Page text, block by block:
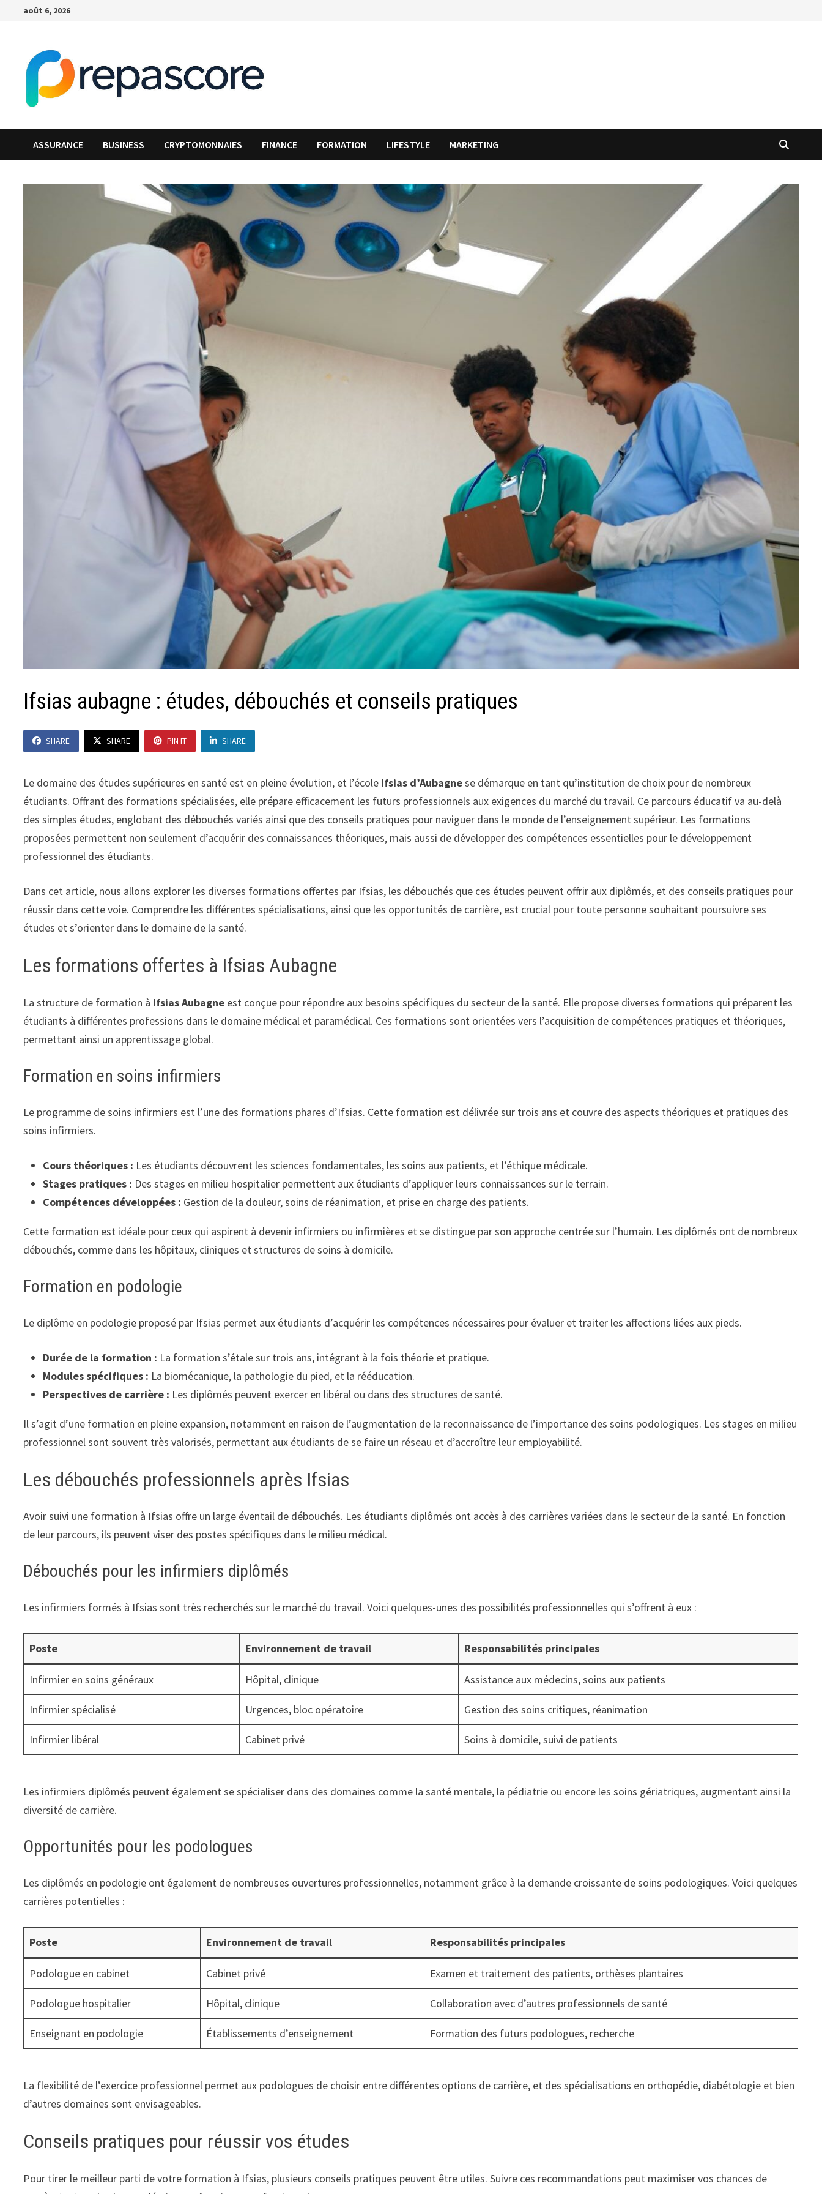
Passeraoût 6, 2026
ASSURANCE BUSINESS CRYPTOMONNAIES FINANCE FORMATION LIFESTYLE MARKETING
Ifsias aubagne : études, débouchés et conseils pratiques
SHARE SHARE PIN IT SHARE
Le domaine des études supérieures en santé est en pleine évolution, et l’école Ifsias d’Aubagnese démarque en tant qu’institution de choix pour de nombreux
étudiants. Offrant des formations spécialisées, elle prépare efficacement les futurs professionnels aux exigences du marché du travail. Ce parcours éducatif va au-delà
des simples études, englobant des débouchés variés ainsi que des conseils pratiques pour naviguer dans le monde de l’enseignement supérieur. Les formations
proposées permettent non seulement d’acquérir des connaissances théoriques, mais aussi de développer des compétences essentielles pour le développement
professionnel des étudiants.
Dans cet article, nous allons explorer les diverses formations offertes par Ifsias, les débouchés que ces études peuvent offrir aux diplômés, et des conseils pratiques pour
réussir dans cette voie. Comprendre les différentes spécialisations, ainsi que les opportunités de carrière, est crucial pour toute personne souhaitant poursuivre ses
études et s’orienter dans le domaine de la santé.
Les formations offertes à Ifsias Aubagne
La structure de formation à Ifsias Aubagne est conçue pour répondre aux besoins spécifiques du secteur de la santé. Elle propose diverses formations qui préparent les
étudiants à différentes professions dans le domaine médical et paramédical. Ces formations sont orientées vers l’acquisition de compétences pratiques et théoriques,
permettant ainsi un apprentissage global.
Formation en soins infirmiers
Le programme de soins infirmiers est l’une des formations phares d’Ifsias. Cette formation est délivrée sur trois ans et couvre des aspects théoriques et pratiques des
soins infirmiers.
Cours théoriques : Les étudiants découvrent les sciences fondamentales, les soins aux patients, et l’éthique médicale.
Stages pratiques : Des stages en milieu hospitalier permettent aux étudiants d’appliquer leurs connaissances sur le terrain.
Compétences développées : Gestion de la douleur, soins de réanimation, et prise en charge des patients.
Cette formation est idéale pour ceux qui aspirent à devenir infirmiers ou infirmières et se distingue par son approche centrée sur l’humain. Les diplômés ont de nombreux
débouchés, comme dans les hôpitaux, cliniques et structures de soins à domicile.
Formation en podologie
Le diplôme en podologie proposé par Ifsias permet aux étudiants d’acquérir les compétences nécessaires pour évaluer et traiter les affections liées aux pieds.
Durée de la formation : La formation s’étale sur trois ans, intégrant à la fois théorie et pratique.
Modules spécifiques : La biomécanique, la pathologie du pied, et la rééducation.
Perspectives de carrière : Les diplômés peuvent exercer en libéral ou dans des structures de santé.
Il s’agit d’une formation en pleine expansion, notamment en raison de l’augmentation de la reconnaissance de l’importance des soins podologiques. Les stages en milieu
professionnel sont souvent très valorisés, permettant aux étudiants de se faire un réseau et d’accroître leur employabilité.
Les débouchés professionnels après Ifsias
Avoir suivi une formation à Ifsias offre un large éventail de débouchés. Les étudiants diplômés ont accès à des carrières variées dans le secteur de la santé. En fonction
de leur parcours, ils peuvent viser des postes spécifiques dans le milieu médical.
Débouchés pour les infirmiers diplômés
Les infirmiers formés à Ifsias sont très recherchés sur le marché du travail. Voici quelques-unes des possibilités professionnelles qui s’offrent à eux :
Poste Environnement de travail Responsabilités principales
Infirmier en soins généraux Hôpital, clinique Assistance aux médecins, soins aux patients
Infirmier spécialisé Urgences, bloc opératoire Gestion des soins critiques, réanimation
Infirmier libéral Cabinet privé Soins à domicile, suivi de patients
Les infirmiers diplômés peuvent également se spécialiser dans des domaines comme la santé mentale, la pédiatrie ou encore les soins gériatriques, augmentant ainsi la
diversité de carrière.
Opportunités pour les podologues
Les diplômés en podologie ont également de nombreuses ouvertures professionnelles, notamment grâce à la demande croissante de soins podologiques. Voici quelques
carrières potentielles :
Poste Environnement de travail Responsabilités principales
Podologue en cabinet Cabinet privé Examen et traitement des patients, orthèses plantaires
Podologue hospitalier Hôpital, clinique Collaboration avec d’autres professionnels de santé
Enseignant en podologie Établissements d’enseignement Formation des futurs podologues, recherche
La flexibilité de l’exercice professionnel permet aux podologues de choisir entre différentes options de carrière, et des spécialisations en orthopédie, diabétologie et bien
d’autres domaines sont envisageables.
Conseils pratiques pour réussir vos études
Pour tirer le meilleur parti de votre formation à Ifsias, plusieurs conseils pratiques peuvent être utiles. Suivre ces recommandations peut maximiser vos chances de